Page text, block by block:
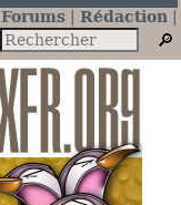
Forums
Rédaction